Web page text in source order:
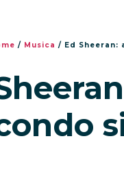
/ Musica / Ed Sheeran: